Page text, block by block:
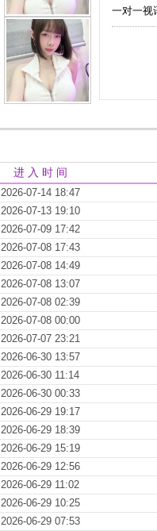
一对一
进 入 时 间
2026-07-14 18:47
2026-07-13 19:10
2026-07-09 17:42
2026-07-08 17:43
2026-07-08 14:49
2026-07-08 13:07
2026-07-08 02:39
2026-07-08 00:00
2026-07-07 23:21
2026-06-30 13:57
2026-06-30 11:14
2026-06-30 00:33
2026-06-29 19:17
2026-06-29 18:39
2026-06-29 15:19
2026-06-29 12:56
2026-06-29 11:02
2026-06-29 10:25
2026-06-29 07:53